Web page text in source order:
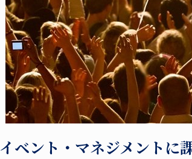
イベント・マネジメントに